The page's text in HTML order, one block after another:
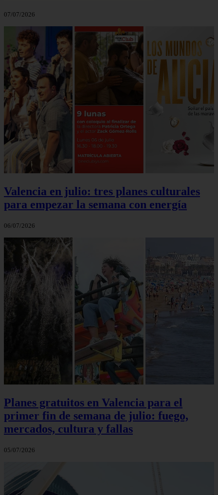
07/07/2026
Valencia en julio: tres planes culturales
para empezar la semana con energía
06/07/2026
Planes gratuitos en Valencia para el
primer fin de semana de julio: fuego,
mercados, cultura y fallas
05/07/2026